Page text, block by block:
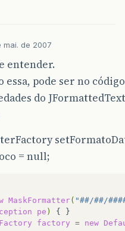
mai. de 2007
entender.
essa, pode ser no
do
= null;
MaskFormatter( "##/##/
pe ) {
factory = new